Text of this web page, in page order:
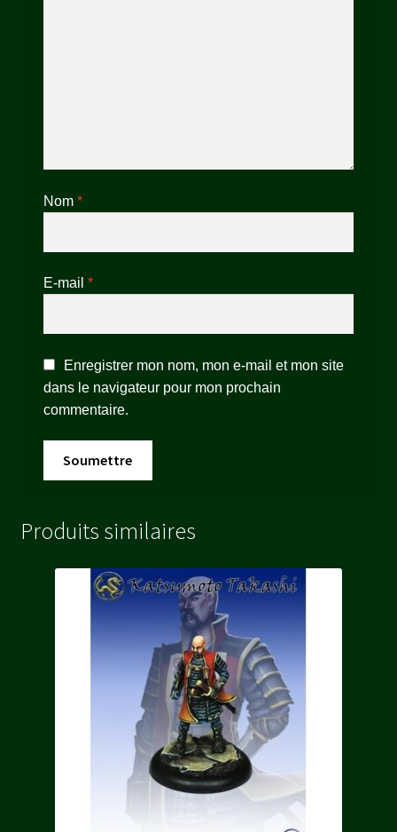
Nom *
E-mail *
Enregistrer mon nom, mon e-mail et mon site
dans le navigateur pour mon prochain
commentaire.
Produits similaires